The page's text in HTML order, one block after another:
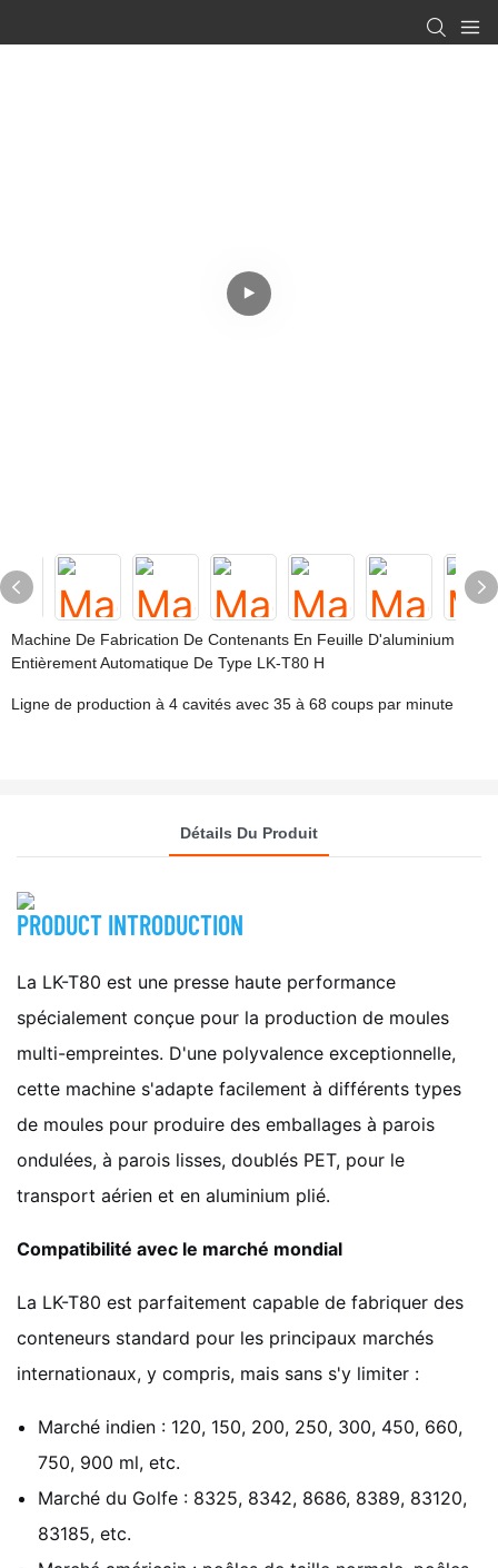
Machine De Fabrication De Contenants En Feuille D'aluminium
Entièrement Automatique De Type LK-T80 H
Ligne de production à 4 cavités avec 35 à 68 coups par minute
Détails Du Produit
PRODUCT INTRODUCTION
La LK-T80 est une presse haute performance
spécialement conçue pour la production de moules
multi-empreintes. D'une polyvalence exceptionnelle,
cette machine s'adapte facilement à différents types
de moules pour produire des emballages à parois
ondulées, à parois lisses, doublés PET, pour le
transport aérien et en aluminium plié.
Compatibilité avec le marché mondial
La LK-T80 est parfaitement capable de fabriquer des
conteneurs standard pour les principaux marchés
internationaux, y compris, mais sans s'y limiter :
Marché indien : 120, 150, 200, 250, 300, 450, 660,
750, 900 ml, etc.
Marché du Golfe : 8325, 8342, 8686, 8389, 83120,
83185, etc.